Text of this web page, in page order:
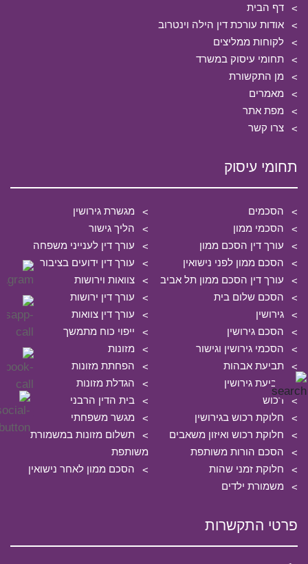
דף הבית
אודות עורכת דין הילה וינטרוב
לקוחות ממליצים
תחומי עיסוק במשרד
מן התקשורת
מאמרים
מפת אתר
צרו קשר
תחומי עיסוק
הסכמים
הסכמי ממון
עורך דין הסכם ממון
הסכם ממון לפני נישואין
עורך דין הסכם ממון תל אביב
הסכם שלום בית
גירושין
הסכם גירושין
הסכמי גירושין וגישור
תביעת אבהות
תביעת גירושין
רכוש
חלוקת רכוש בגירושין
חלוקת רכוש ואיזון משאבים
הסכם הורות משותפת
חלוקת זמני שהות
משמורת ילדים
מגשרת גירושין
הליך גישור
עורך דין לענייני משפחה
עורך דין ידועים בציבור
צוואות וירושות
עורך דין ירושות
עורך דין צוואות
ייפוי כוח מתמשך
מזונות
הפחתת מזונות
הגדלת מזונות
בית הדין הרבני
מגשר משפחתי
תשלום מזונות במשמורת
משותפת
הסכם ממון לאחר נישואין
פרטי התקשרות